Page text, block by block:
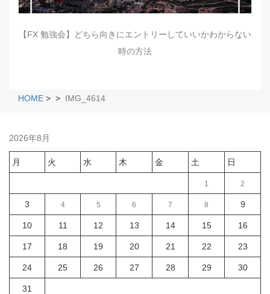
【FX 勉強会】どちら向きにエントリーしていいかわからない
時の方法
HOME > > IMG_4614
2026年8月
月 火 水 木 金 土 日
1 2
3 4 5 6 7 8 9
10 11 12 13 14 15 16
17 18 19 20 21 22 23
24 25 26 27 28 29 30
31